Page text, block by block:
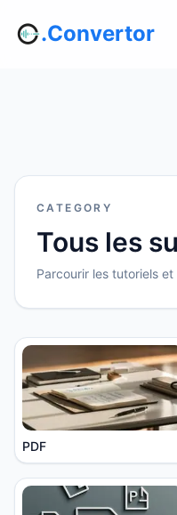
.Convertor
CATEGORY
Tous les
Parcourir les tutoriels
PDF